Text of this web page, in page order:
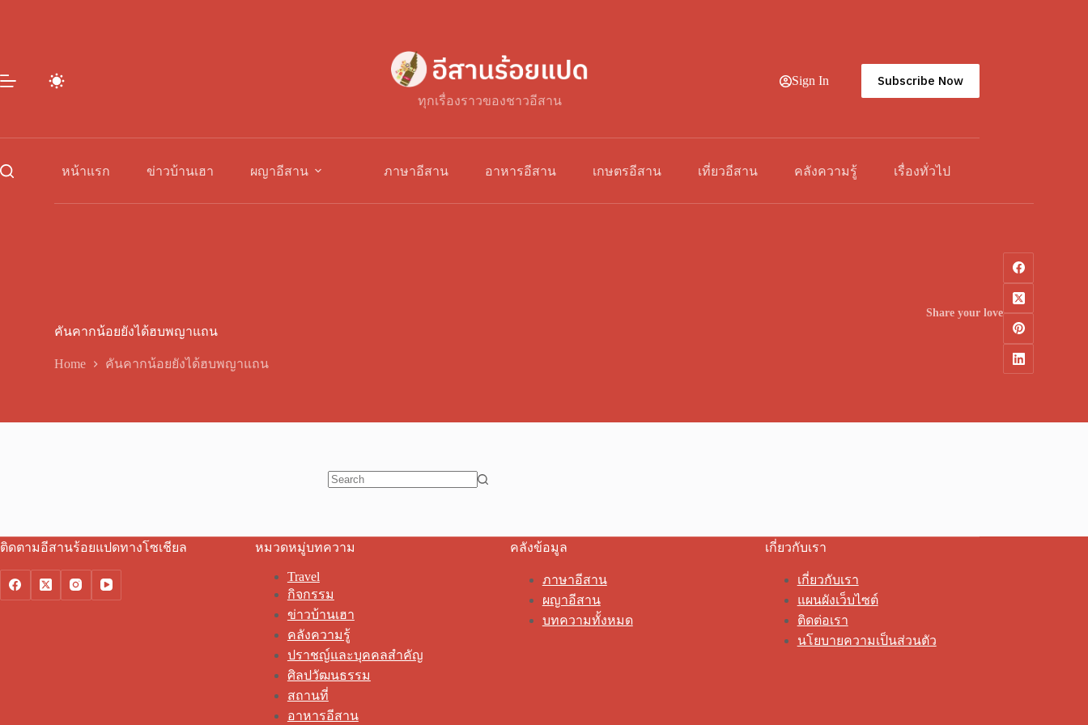
ทุกเรื่องราวของชาวอีสาน
Sign In Subscribe Now
หน้าแรก ข่าวบ้านเฮา ผญาอีสาน ภาษาอีสาน อาหารอีสาน เกษตรอีสาน เที่ยวอีสาน คลังความรู้ เรื่องทั่วไป
คันคากน้อยยังได้ฮบพญาแถน
Home คันคากน้อยยังได้ฮบพญาแถน
Share your love
ติดตามอีสานร้อยแปดทางโซเชียล หมวดหมู่บทความ
Travel
กิจกรรม
ข่าวบ้านเฮา
คลังความรู้
ปราชญ์และบุคคลสำคัญ
ศิลปวัฒนธรรม
สถานที่
อาหารอีสาน
คลังข้อมูล
ภาษาอีสาน
ผญาอีสาน
บทความทั้งหมด
เกี่ยวกับเรา
เกี่ยวกับเรา
แผนผังเว็บไซต์
ติดต่อเรา
นโยบายความเป็นส่วนตัว